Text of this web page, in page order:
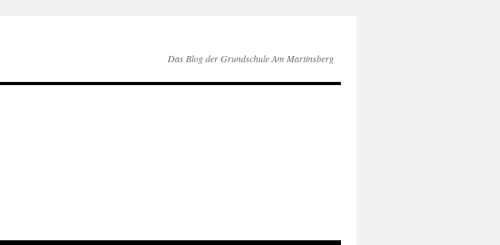
Das Blog der Grundschule Am Martinsberg